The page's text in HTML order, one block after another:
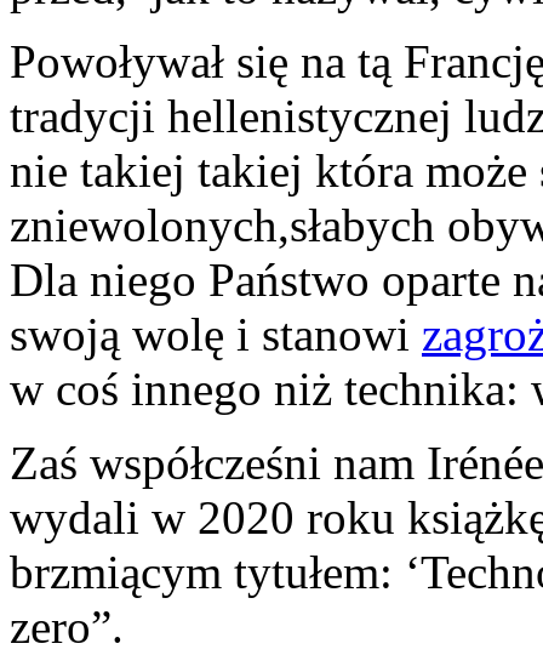
Powoływał się na tą
tradycji hellenistycznej
nie takiej takiej która może
zniewolonych,słabych
Dla niego Państwo oparte
swoją wolę i stanowi
w coś innego niż technika:
Zaś współcześni nam
wydali w 2020 roku
brzmiącym tytułem:
zero”.